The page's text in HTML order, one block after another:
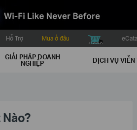
Hỗ Trợ Mua ở đâu
buy icon
GIẢI PHÁP DOANH
NGHIỆP DỊCH VỤ VIỄN